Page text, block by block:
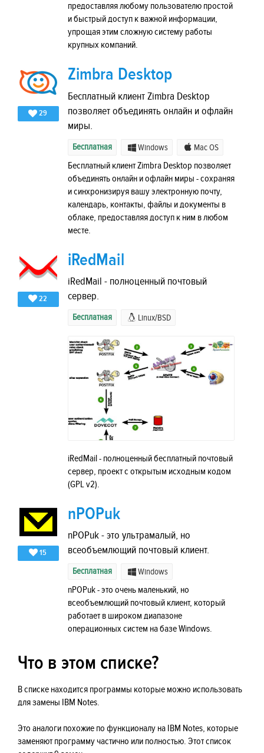
предоставляя любому пользователю простой
и быстрый доступ к важной информации,
упрощая этим сложную систему работы
крупных компаний.
29
Zimbra Desktop
Бесплатный клиент Zimbra Desktop
позволяет объединять онлайн и офлайн
миры.
Бесплатная Windows Mac OS
Бесплатный клиент Zimbra Desktop позволяет
объединять онлайн и офлайн миры - сохраняя
и синхронизируя вашу электронную почту,
календарь, контакты, файлы и документы в
облаке, предоставляя доступ к ним в любом
месте.
22
iRedMail
iRedMail - полноценный почтовый
сервер.
Бесплатная Linux/BSD
iRedMail - полноценный бесплатный почтовый
сервер, проект с открытым исходным кодом
(GPL v2).
15
nPOPuk
nPOPuk - это ультрамалый, но
всеобъемлющий почтовый клиент.
Бесплатная Windows
nPOPuk - это очень маленький, но
всеобъемлющий почтовый клиент, который
работает в широком диапазоне
операционных систем на базе Windows.
Что в этом списке?
В списке находится программы которые можно использовать
для замены IBM Notes.
Это аналоги похожие по функционалу на IBM Notes, которые
заменяют программу частично или полностью. Этот список